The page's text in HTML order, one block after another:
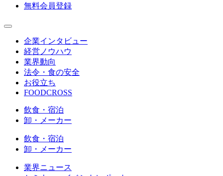
無料会員登録
企業インタビュー
経営ノウハウ
業界動向
法令・食の安全
お役立ち
FOODCROSS
飲食・宿泊
卸・メーカー
飲食・宿泊
卸・メーカー
業界ニュース